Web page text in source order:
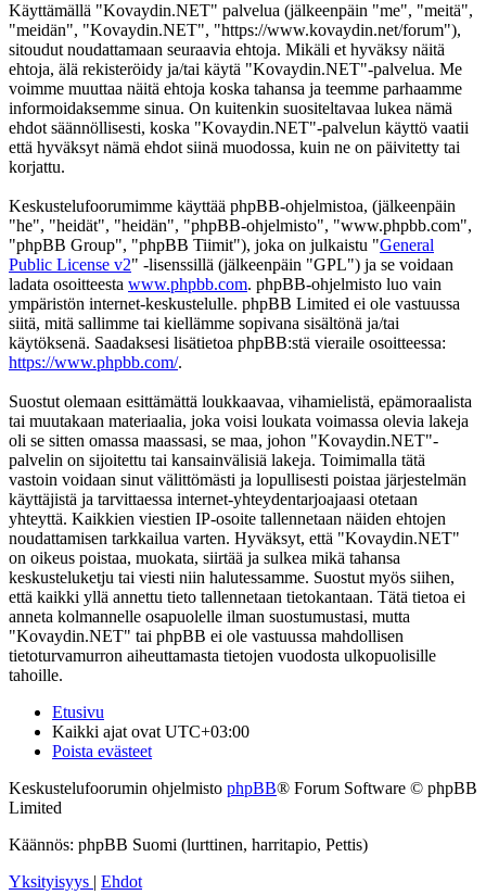
Käyttämällä "Kovaydin.NET" palvelua (jälkeenpäin "me", "meitä",
"meidän", "Kovaydin.NET", "https://www.kovaydin.net/forum"),
sitoudut noudattamaan seuraavia ehtoja. Mikäli et hyväksy näitä
ehtoja, älä rekisteröidy ja/tai käytä "Kovaydin.NET"-palvelua. Me
voimme muuttaa näitä ehtoja koska tahansa ja teemme parhaamme
informoidaksemme sinua. On kuitenkin suositeltavaa lukea nämä
ehdot säännöllisesti, koska "Kovaydin.NET"-palvelun käyttö vaatii
että hyväksyt nämä ehdot siinä muodossa, kuin ne on päivitetty tai
korjattu.
Keskustelufoorumimme käyttää phpBB-ohjelmistoa, (jälkeenpäin
"he", "heidät", "heidän", "phpBB-ohjelmisto", "www.phpbb.com",
"phpBB Group", "phpBB Tiimit"), joka on julkaistu "General
Public License v2" -lisenssillä (jälkeenpäin "GPL") ja se voidaan
ladata osoitteesta www.phpbb.com. phpBB-ohjelmisto luo vain
ympäristön internet-keskustelulle. phpBB Limited ei ole vastuussa
siitä, mitä sallimme tai kiellämme sopivana sisältönä ja/tai
käytöksenä. Saadaksesi lisätietoa phpBB:stä vieraile osoitteessa:
https://www.phpbb.com/.
Suostut olemaan esittämättä loukkaavaa, vihamielistä, epämoraalista
tai muutakaan materiaalia, joka voisi loukata voimassa olevia lakeja
oli se sitten omassa maassasi, se maa, johon "Kovaydin.NET"-
palvelin on sijoitettu tai kansainvälisiä lakeja. Toimimalla tätä
vastoin voidaan sinut välittömästi ja lopullisesti poistaa järjestelmän
käyttäjistä ja tarvittaessa internet-yhteydentarjoajaasi otetaan
yhteyttä. Kaikkien viestien IP-osoite tallennetaan näiden ehtojen
noudattamisen tarkkailua varten. Hyväksyt, että "Kovaydin.NET"
on oikeus poistaa, muokata, siirtää ja sulkea mikä tahansa
keskusteluketju tai viesti niin halutessamme. Suostut myös siihen,
että kaikki yllä annettu tieto tallennetaan tietokantaan. Tätä tietoa ei
anneta kolmannelle osapuolelle ilman suostumustasi, mutta
"Kovaydin.NET" tai phpBB ei ole vastuussa mahdollisen
tietoturvamurron aiheuttamasta tietojen vuodosta ulkopuolisille
tahoille.
Etusivu
Kaikki ajat ovat UTC+03:00
Poista evästeet
Keskustelufoorumin ohjelmisto phpBB® Forum Software © phpBB
Limited
Käännös: phpBB Suomi (lurttinen, harritapio, Pettis)
Yksityisyys | Ehdot